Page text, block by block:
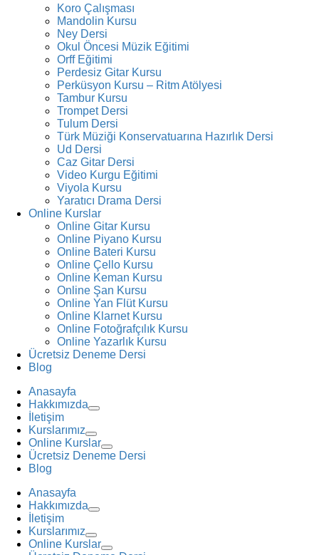
Koro Çalışması
Mandolin Kursu
Ney Dersi
Okul Öncesi Müzik Eğitimi
Orff Eğitimi
Perdesiz Gitar Kursu
Perküsyon Kursu – Ritm Atölyesi
Tambur Kursu
Trompet Dersi
Tulum Dersi
Türk Müziği Konservatuarına Hazırlık Dersi
Ud Dersi
Caz Gitar Dersi
Video Kurgu Eğitimi
Viyola Kursu
Yaratıcı Drama Dersi
Online Kurslar
Online Gitar Kursu
Online Piyano Kursu
Online Bateri Kursu
Online Çello Kursu
Online Keman Kursu
Online Şan Kursu
Online Yan Flüt Kursu
Online Klarnet Kursu
Online Fotoğrafçılık Kursu
Online Yazarlık Kursu
Ücretsiz Deneme Dersi
Blog
Anasayfa
Hakkımızda
İletişim
Kurslarımız
Online Kurslar
Ücretsiz Deneme Dersi
Blog
Anasayfa
Hakkımızda
İletişim
Kurslarımız
Online Kurslar